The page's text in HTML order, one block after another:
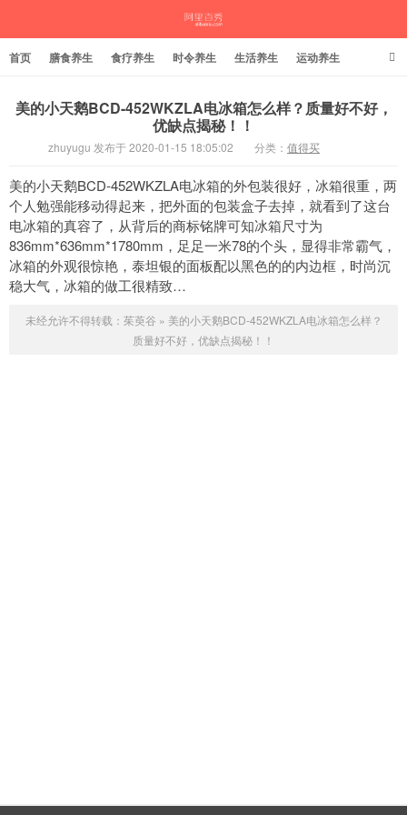
茱萸谷
首页 膳食养生 食疗养生 时令养生 生活养生 运动养生
美的小天鹅BCD-452WKZLA电冰箱怎么样？质量好不好，
优缺点揭秘！！
zhuyugu 发布于 2020-01-15 18:05:02 分类： 值得买
美的小天鹅BCD-452WKZLA电冰箱的外包装很好，冰箱很重，两
个人勉强能移动得起来，把外面的包装盒子去掉，就看到了这台
电冰箱的真容了，从背后的商标铭牌可知冰箱尺寸为
836mm*636mm*1780mm，足足一米78的个头，显得非常霸气，
冰箱的外观很惊艳，泰坦银的面板配以黑色的的内边框，时尚沉
稳大气，冰箱的做工很精致…
未经允许不得转载： 茱萸谷 » 美的小天鹅BCD-452WKZLA电冰箱怎么样？
质量好不好，优缺点揭秘！！